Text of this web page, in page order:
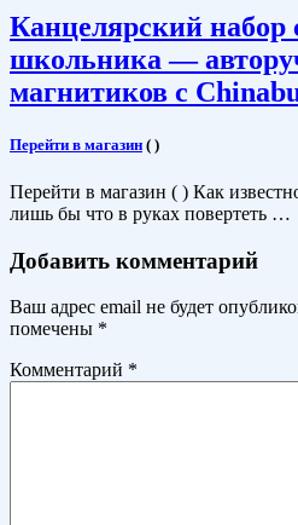
Канцелярский набор
школьника —
магнитиков с
Перейти в магазин ( )
Перейти в магазин ( ) Как
лишь бы что в руках повертеть …
Добавить комментарий
Ваш адрес email не будет
помечены *
Комментарий *